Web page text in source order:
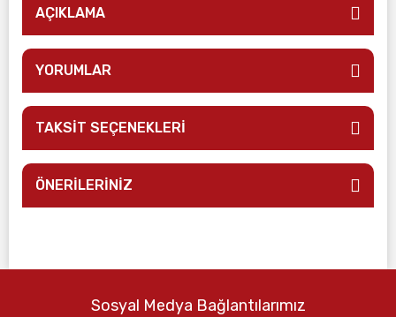
AÇIKLAMA
YORUMLAR
TAKSİT SEÇENEKLERİ
ÖNERİLERİNİZ
Sosyal Medya Bağlantılarımız